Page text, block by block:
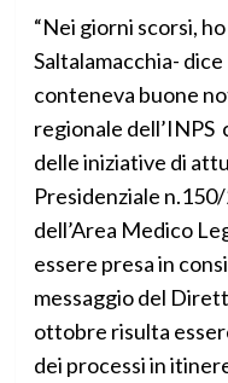
“Nei giorni scorsi,
Saltalamacchia-
conteneva buone
regionale dell’INPS
delle iniziative di
Presidenziale
dell’Area Medico
essere presa in
messaggio del
ottobre risulta
dei processi in